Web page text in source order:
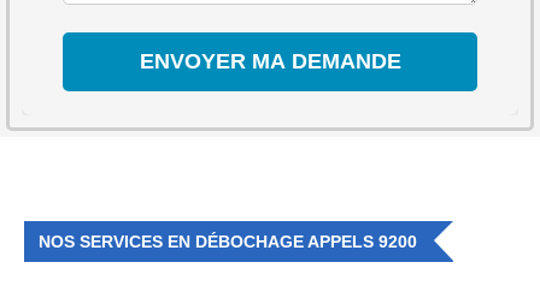
NOS SERVICES EN DÉBOCHAGE APPELS 9200